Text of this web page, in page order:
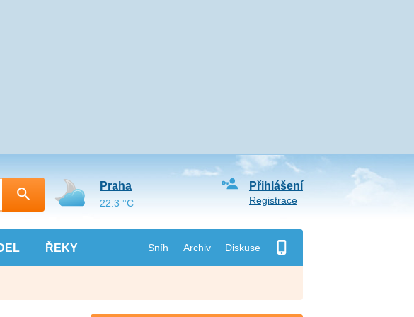
ŘEKY Sníh Archiv Diskuse
Přihlášení
Registrace
Praha
22.3 °C